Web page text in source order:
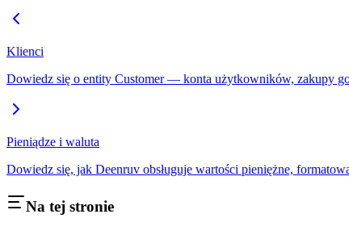
Klienci
Dowiedz się o entity Customer — konta użytkowników, zakupy
Pieniądze i waluta
Dowiedz się, jak Deenruv obsługuje wartości pieniężne,
Na tej stronie